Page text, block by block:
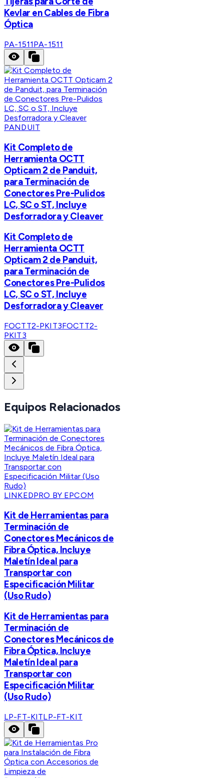
Kevlar en Cables de Fibra
Óptica
PA-1511PA-1511
PANDUIT
Kit Completo de
Herramienta OCTT
Opticam 2 de Panduit,
para Terminación de
Conectores Pre-Pulidos
LC, SC o ST, Incluye
Desforradora y Cleaver
Kit Completo de
Herramienta OCTT
Opticam 2 de Panduit,
para Terminación de
Conectores Pre-Pulidos
LC, SC o ST, Incluye
Desforradora y Cleaver
FOCTT2-PKIT3FOCTT2-
PKIT3
Equipos Relacionados
LINKEDPRO BY EPCOM
Kit de Herramientas para
Terminación de
Conectores Mecánicos de
Fibra Óptica, Incluye
Maletín Ideal para
Transportar con
Especificación Militar
(Uso Rudo)
Kit de Herramientas para
Terminación de
Conectores Mecánicos de
Fibra Óptica, Incluye
Maletín Ideal para
Transportar con
Especificación Militar
(Uso Rudo)
LP-FT-KITLP-FT-KIT